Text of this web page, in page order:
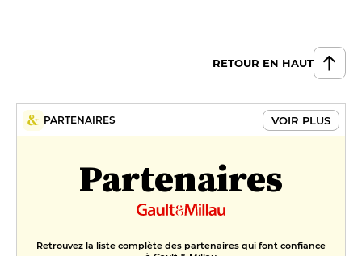
RETOUR EN HAUT
PARTENAIRES VOIR PLUS
Partenaires
Retrouvez la liste complète des partenaires qui font confiance